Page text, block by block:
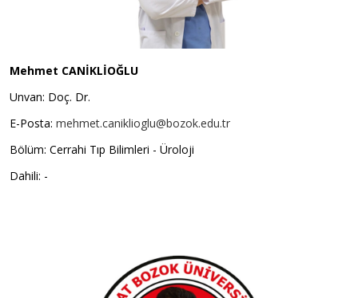
Mehmet CANİKLİOĞLU
Unvan: Doç. Dr.
E-Posta: mehmet.caniklioglu@bozok.edu.tr
Bölüm: Cerrahi Tıp Bilimleri - Üroloji
Dahili: -